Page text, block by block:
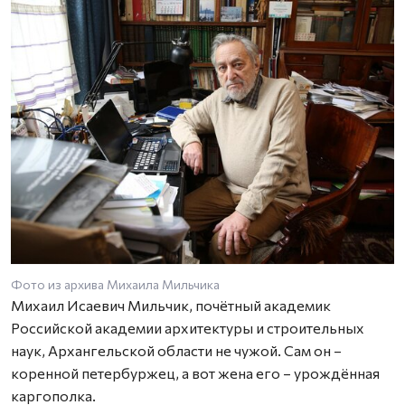
Фото из архива Михаила Мильчика
Михаил Исаевич Мильчик, почётный академик
Российской академии архитектуры и строительных
наук, Архангельской области не чужой. Сам он –
коренной петербуржец, а вот жена его – урождённая
каргополка.